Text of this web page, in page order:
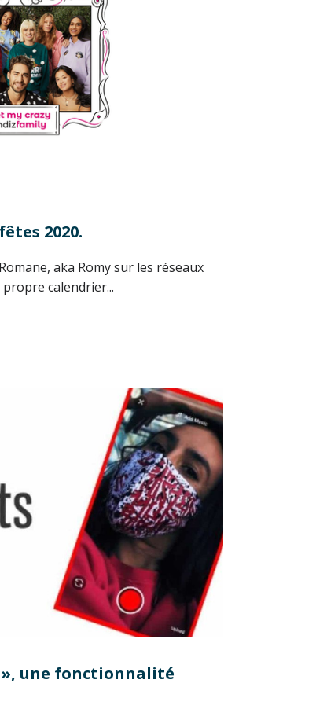
2020.
aka Romy sur les réseaux
calendrier...
», une fonctionnalité